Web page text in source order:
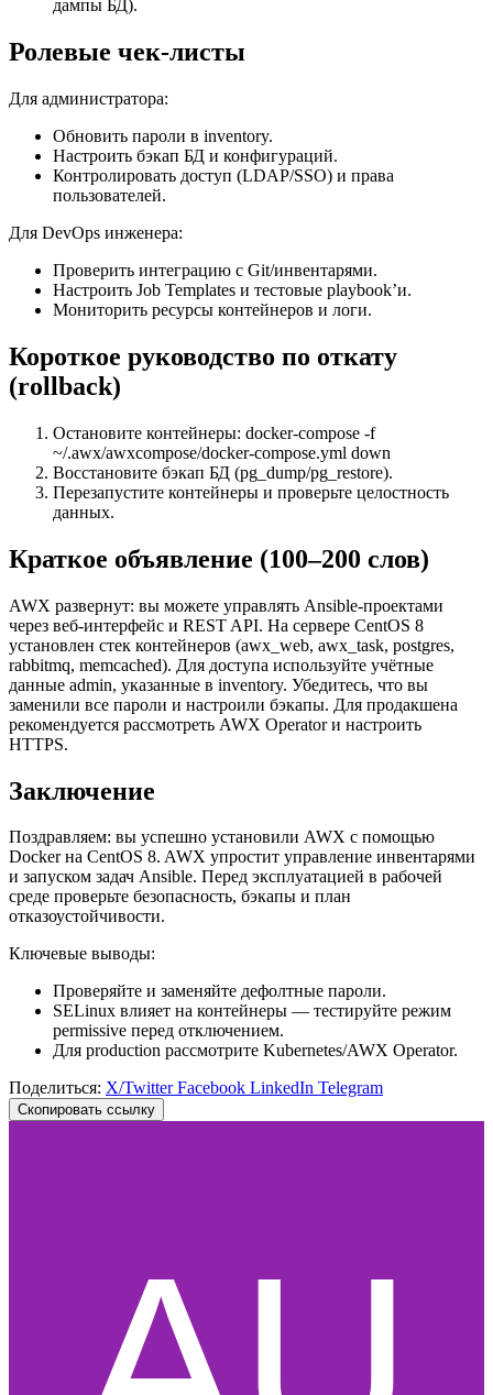
дампы БД).
Ролевые чек‑листы
Для администратора:
Обновить пароли в inventory.
Настроить бэкап БД и конфигураций.
Контролировать доступ (LDAP/SSO) и права
пользователей.
Для DevOps инженера:
Проверить интеграцию с Git/инвентарями.
Настроить Job Templates и тестовые playbook’и.
Мониторить ресурсы контейнеров и логи.
Короткое руководство по откату
(rollback)
Остановите контейнеры: docker-compose -f
~/.awx/awxcompose/docker-compose.yml down
Восстановите бэкап БД (pg_dump/pg_restore).
Перезапустите контейнеры и проверьте целостность
данных.
Краткое объявление (100–200 слов)
AWX развернут: вы можете управлять Ansible‑проектами
через веб‑интерфейс и REST API. На сервере CentOS 8
установлен стек контейнеров (awx_web, awx_task, postgres,
rabbitmq, memcached). Для доступа используйте учётные
данные admin, указанные в inventory. Убедитесь, что вы
заменили все пароли и настроили бэкапы. Для продакшена
рекомендуется рассмотреть AWX Operator и настроить
HTTPS.
Заключение
Поздравляем: вы успешно установили AWX с помощью
Docker на CentOS 8. AWX упростит управление инвентарями
и запуском задач Ansible. Перед эксплуатацией в рабочей
среде проверьте безопасность, бэкапы и план
отказоустойчивости.
Ключевые выводы:
Проверяйте и заменяйте дефолтные пароли.
SELinux влияет на контейнеры — тестируйте режим
permissive перед отключением.
Для production рассмотрите Kubernetes/AWX Operator.
Поделиться: X/TwitterFacebook LinkedIn Telegram
Скопировать ссылку